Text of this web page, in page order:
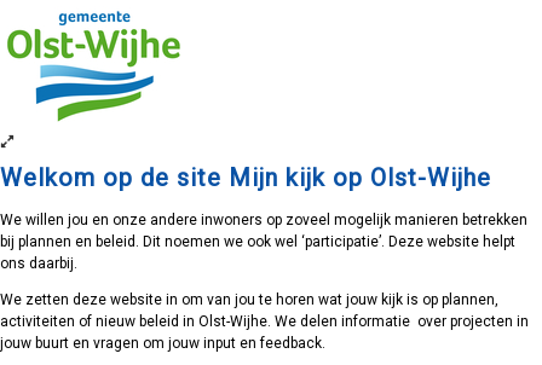
Welkom op de site Mijn kijk op Olst-Wijhe
We willen jou en onze andere inwoners op zoveel mogelijk manieren betrekken
bij plannen en beleid. Dit noemen we ook wel ‘participatie’. Deze website helpt
ons daarbij.
We zetten deze website in om van jou te horen wat jouw kijk is op plannen,
activiteiten of nieuw beleid in Olst-Wijhe. We delen informatie over projecten in
jouw buurt en vragen om jouw input en feedback.